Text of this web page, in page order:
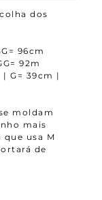
dos
96cm
92m
G= 39cm |
moldam
mais
usa M
de